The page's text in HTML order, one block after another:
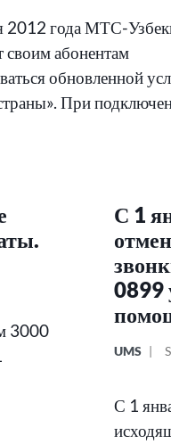
2012 года МТС-
своим абонентам
обновленной
При
3000
С 1
0899
UMS
С 1